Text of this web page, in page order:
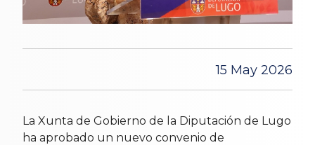
15 May 2026
La Xunta de Gobierno de la Diputación de Lugo
ha aprobado un nuevo convenio de